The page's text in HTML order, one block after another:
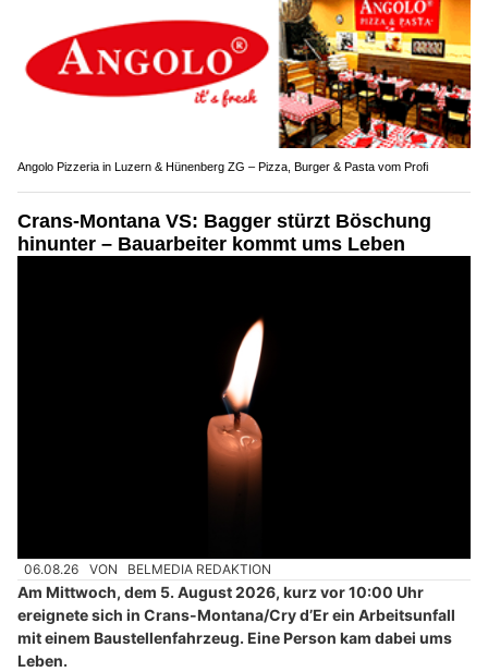
Angolo Pizzeria in Luzern & Hünenberg ZG – Pizza, Burger & Pasta vom Profi
Crans-Montana VS: Bagger stürzt Böschung
hinunter – Bauarbeiter kommt ums Leben
06.08.26 VON BELMEDIA REDAKTION
Am Mittwoch, dem 5. August 2026, kurz vor 10:00 Uhr
ereignete sich in Crans-Montana/Cry d’Er ein Arbeitsunfall
mit einem Baustellenfahrzeug. Eine Person kam dabei ums
Leben.